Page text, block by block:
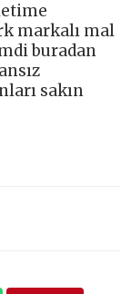
markalı mal
buradan
sakın